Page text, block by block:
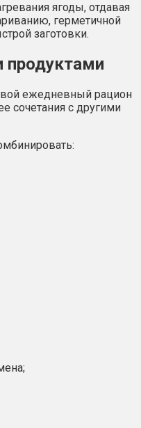
ягоды, отдавая
герметичной
заготовки.
продуктами
ежедневный рацион
сочетания с другими